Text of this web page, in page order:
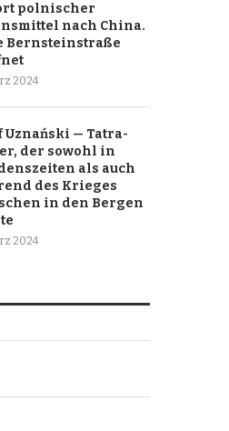
polnischer
nach China.
Bernsteinstraße
2024
Uznański — Tatra-
der sowohl in
als auch
des Krieges
in den Bergen
2024